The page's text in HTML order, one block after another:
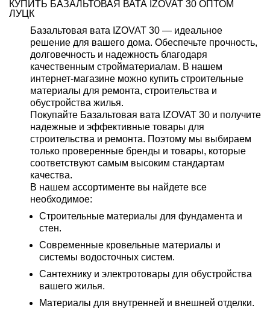
КУПИТЬ БАЗАЛЬТОВАЯ ВАТА IZOVAT 30 ОПТОМ
ЛУЦК
Базальтовая вата IZOVAT 30 — идеальное
решение для вашего дома. Обеспечьте прочность,
долговечность и надежность благодаря
качественным стройматериалам. В нашем
интернет-магазине можно купить строительные
материалы для ремонта, строительства и
обустройства жилья.
Покупайте Базальтовая вата IZOVAT 30 и получите
надежные и эффективные товары для
строительства и ремонта. Поэтому мы выбираем
только проверенные бренды и товары, которые
соответствуют самым высоким стандартам
качества.
В нашем ассортименте вы найдете все
необходимое:
Строительные материалы для фундамента и
стен.
Современные кровельные материалы и
системы водосточных систем.
Сантехнику и электротовары для обустройства
вашего жилья.
Материалы для внутренней и внешней отделки.